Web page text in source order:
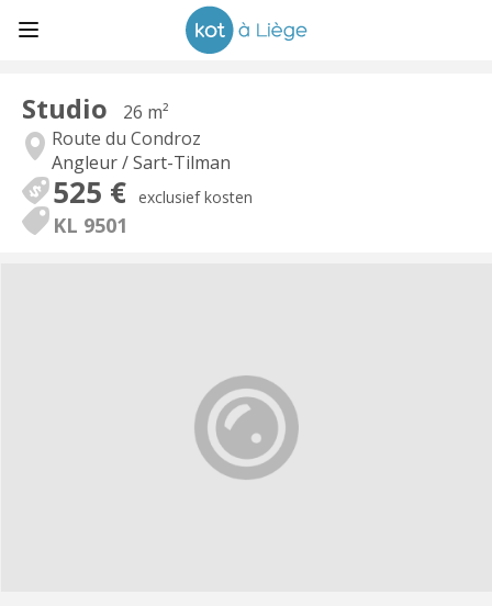
Studio
26 m²
Route du Condroz
Angleur / Sart-Tilman
525 € exclusief kosten
KL 9501